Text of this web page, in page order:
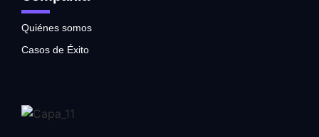
Quiénes somos
Casos de Éxito